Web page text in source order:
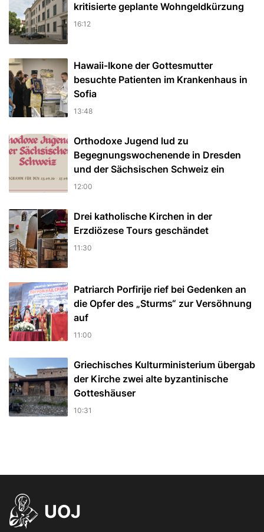
kritisierte geplante Wohngeldkürzung
16:12
Hawaii-Ikone der Gottesmutter
besuchte Patienten im Krankenhaus in
Sofia
13:48
Orthodoxe Jugend lud zu
Begegnungswochenende in Dresden
und der Sächsischen Schweiz ein
12:00
Drei katholische Kirchen in der
Erzdiözese Tours geschändet
11:30
Patriarch Porfirije rief bei Gedenken an
die Opfer des „Sturms“ zur Versöhnung
auf
11:00
Griechisches Kulturministerium übergab
der Kirche zwei alte byzantinische
Gotteshäuser
10:31
UOJ